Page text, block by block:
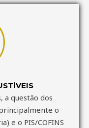
a questão dos
o
e o PIS/COFINS